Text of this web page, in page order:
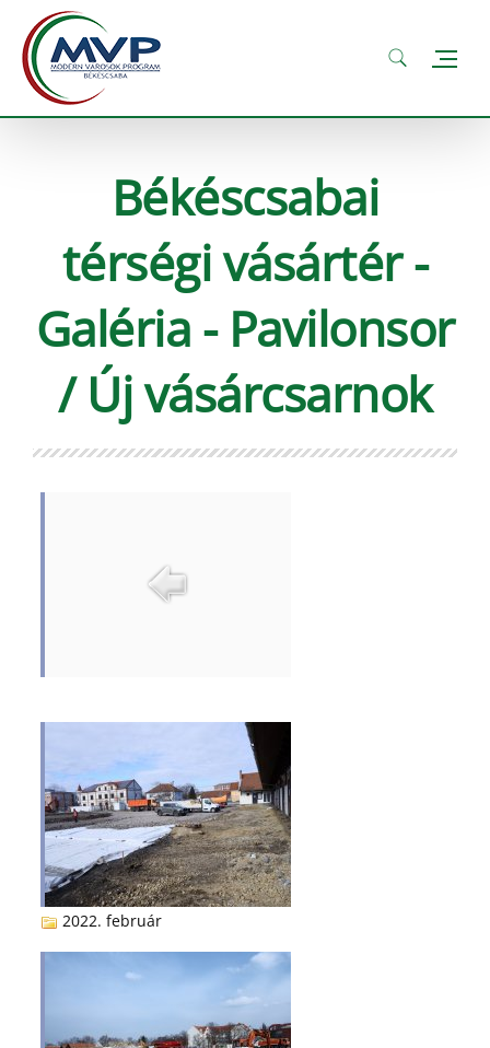
Békéscsabai
térségi vásártér -
Galéria - Pavilonsor
/ Új vásárcsarnok
2022. február